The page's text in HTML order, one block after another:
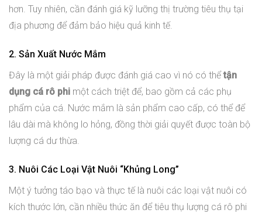
hơn. Tuy nhiên, cần đánh giá kỹ lưỡng thị trường tiêu thụ tại
địa phương để đảm bảo hiệu quả kinh tế.
2. Sản Xuất Nước Mắm
Đây là một giải pháp được đánh giá cao vì nó có thểtận
dụng cá rô phi một cách triệt để, bao gồm cả các phụ
phẩm của cá. Nước mắm là sản phẩm cao cấp, có thể để
lâu dài mà không lo hỏng, đồng thời giải quyết được toàn bộ
lượng cá dư thừa.
3. Nuôi Các Loại Vật Nuôi “Khủng Long”
Một ý tưởng táo bạo và thực tế là nuôi các loại vật nuôi có
kích thước lớn, cần nhiều thức ăn để tiêu thụ lượng cá rô phi